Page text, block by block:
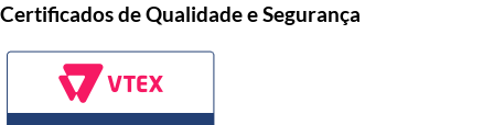
Certificados de Qualidade e Segurança